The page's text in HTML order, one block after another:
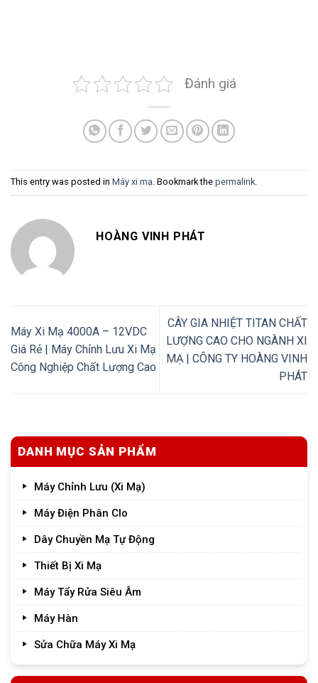
Đánh giá
This entry was posted in Máy xi mạ. Bookmark the permalink.
HOÀNG VINH PHÁT
Máy Xi Mạ 4000A – 12VDC
Giá Rẻ | Máy Chỉnh Lưu Xi Mạ
Công Nghiệp Chất Lượng Cao
CÂY GIA NHIỆT TITAN CHẤT
LƯỢNG CAO CHO NGÀNH XI
MẠ | CÔNG TY HOÀNG VINH
PHÁT
DANH MỤC SẢN PHẨM
Máy Chỉnh Lưu (Xi Mạ)
Máy Điện Phân Clo
Dây Chuyền Mạ Tự Động
Thiết Bị Xi Mạ
Máy Tẩy Rửa Siêu Âm
Máy Hàn
Sửa Chữa Máy Xi Mạ